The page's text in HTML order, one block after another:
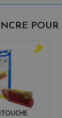
POUR
o
w